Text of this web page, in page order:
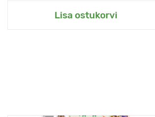
Lisa ostukorvi